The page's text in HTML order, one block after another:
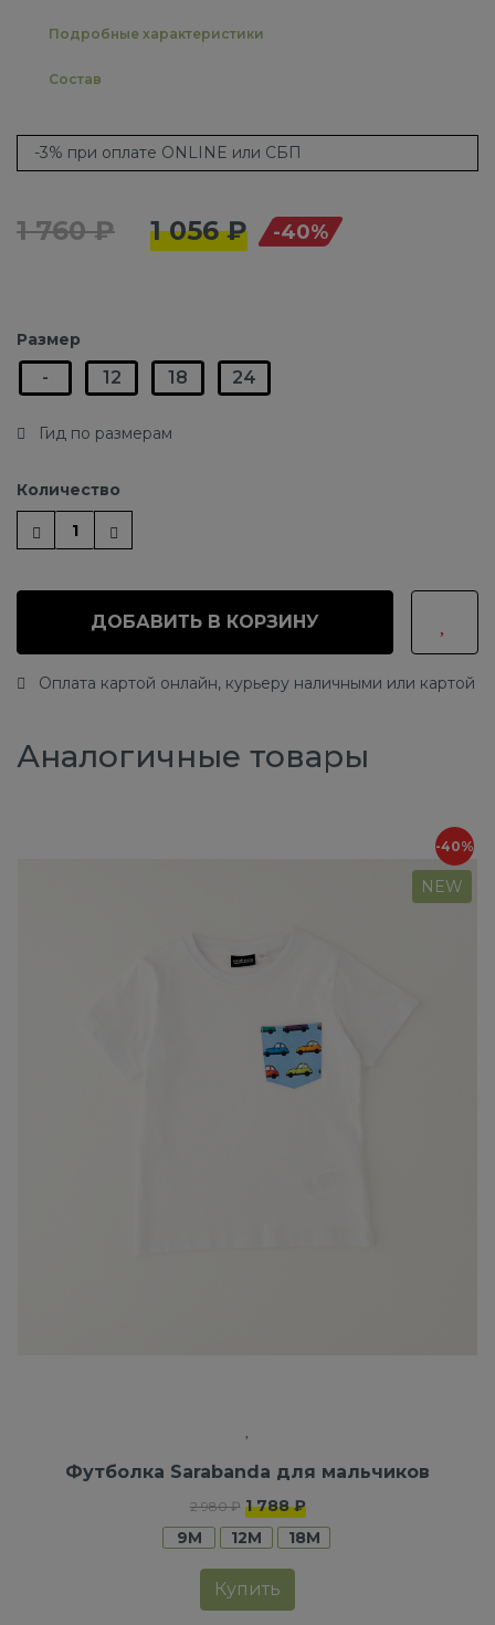
Подробные характеристики
Состав
-3% при оплате ONLINE или СБП
1 760 ₽ 1 056 ₽ -40%
Размер
- 12 18 24
Гид по размерам
Количество
ДОБАВИТЬ В КОРЗИНУ
Оплата картой онлайн, курьеру наличными или картой
Аналогичные товары
-40%
NEW
Футболка Sarabanda для мальчиков
2 980 ₽ 1 788 ₽
9M
12M 18M
Купить